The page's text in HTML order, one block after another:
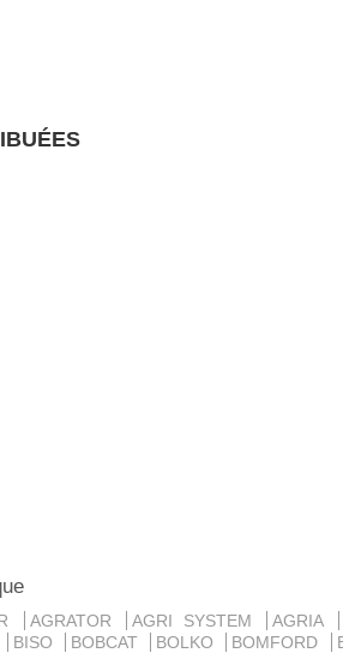
AGRATOR AGRI SYSTEM
AGRIA
BISO BOBCAT BOLKO BOMFORD